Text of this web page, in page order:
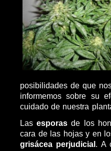
posibilidades de que
informemos sobre su
cuidado de nuestra
Lasesporas de los
cara de las hojas y en
grisácea perjudicial. A